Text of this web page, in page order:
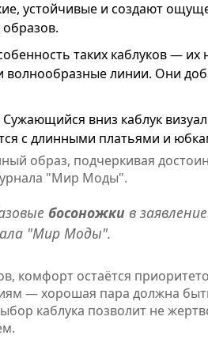
устойчивые и создают
таких каблуков —
волнообразные линии. Они
Сужающийся вниз каблук
с длинными платьями и
образ, подчеркивая
"Мир Моды".
босоножки в
"Мир Моды".
комфорт остаётся
— хорошая пара должна
каблука позволит не